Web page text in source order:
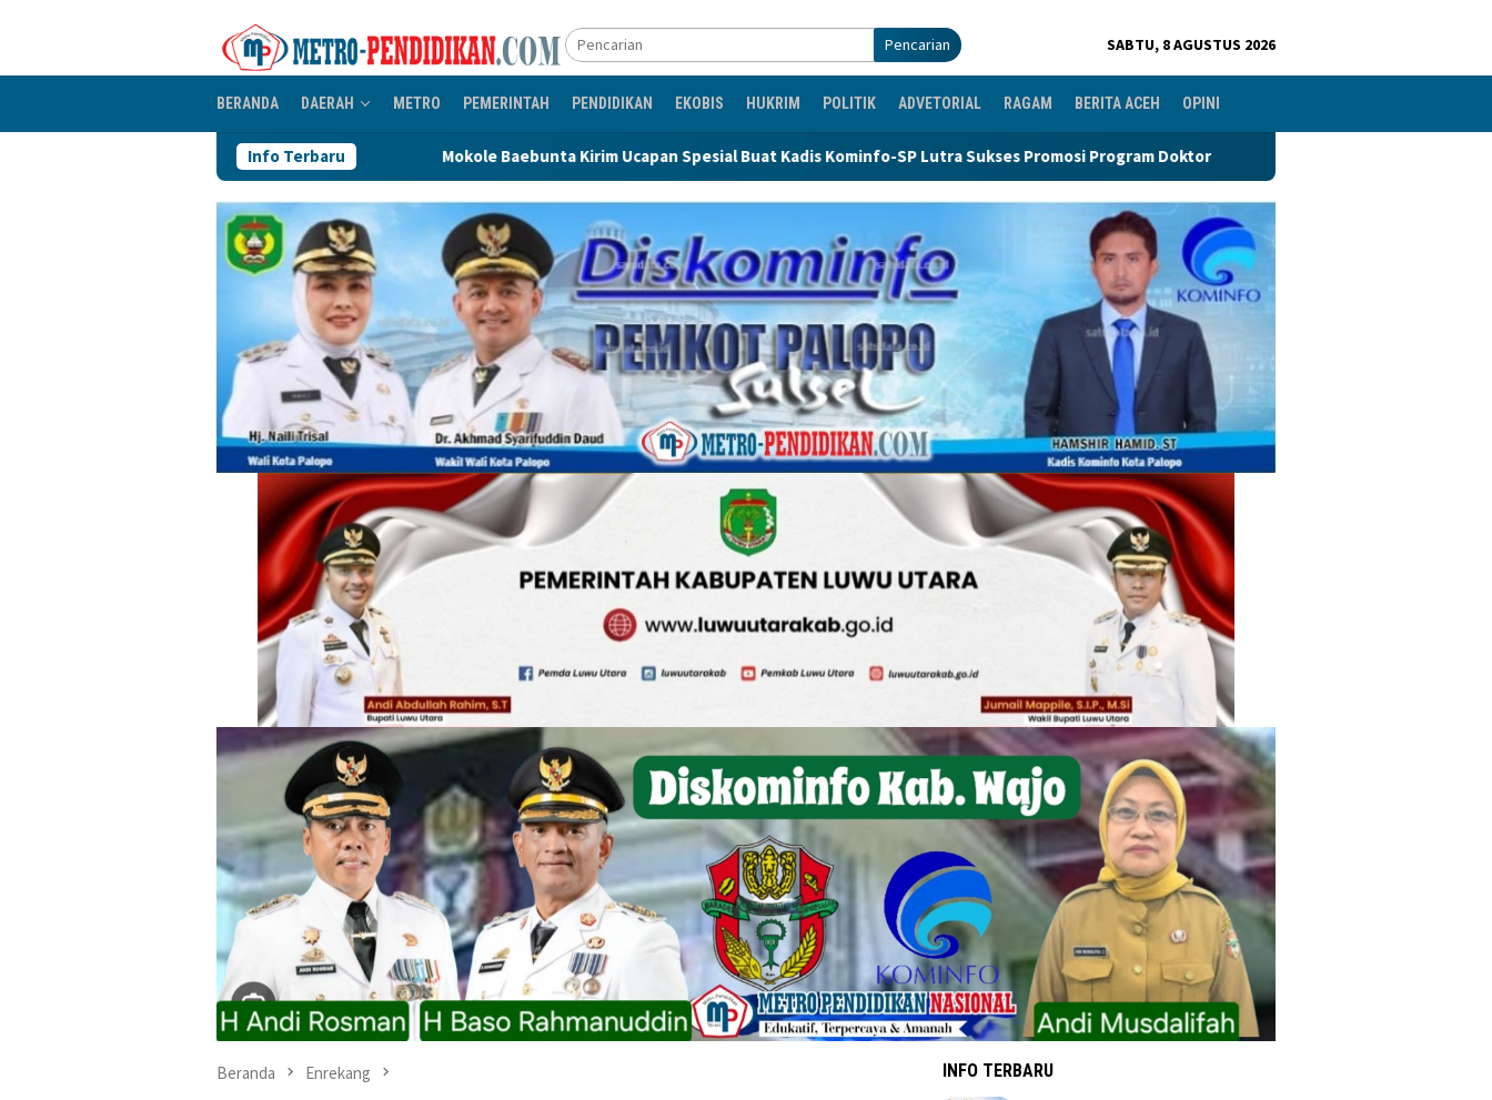
Pencarian SABTU, 8 AGUSTUS 2026
BERANDA DAERAH METRO PEMERINTAH PENDIDIKAN EKOBIS HUKRIM POLITIK ADVETORIAL RAGAM BERITA ACEH OPINI
Info Terbaru
Mokole Baebunta Kirim Ucapan Spesial Buat Kadis Kominfo-SP Lutra Sukses Promosi Program Doktor Perkuat Organisasi PGRI, Pengurus Ranting Se-
Beranda Enrekang INFO TERBARU